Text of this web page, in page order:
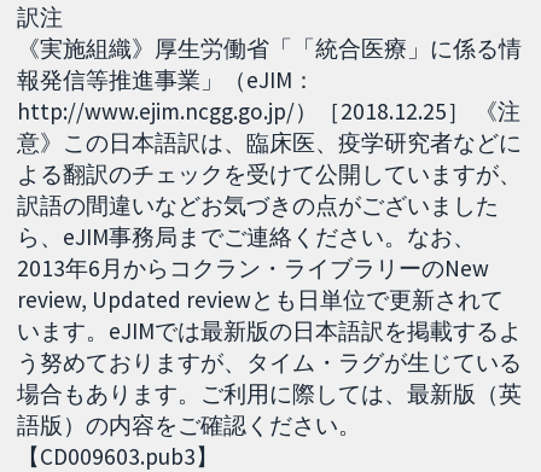
訳注
《実施組織》厚生労働省「「統合医療」に係る情
報発信等推進事業」（eJIM：
http://www.ejim.ncgg.go.jp/）［2018.12.25］ 《注
意》この日本語訳は、臨床医、疫学研究者などに
よる翻訳のチェックを受けて公開していますが、
訳語の間違いなどお気づきの点がございました
ら、eJIM事務局までご連絡ください。なお、
2013年6月からコクラン・ライブラリーのNew
review, Updated reviewとも日単位で更新されて
います。eJIMでは最新版の日本語訳を掲載するよ
う努めておりますが、タイム・ラグが生じている
場合もあります。ご利用に際しては、最新版（英
語版）の内容をご確認ください。
【CD009603.pub3】